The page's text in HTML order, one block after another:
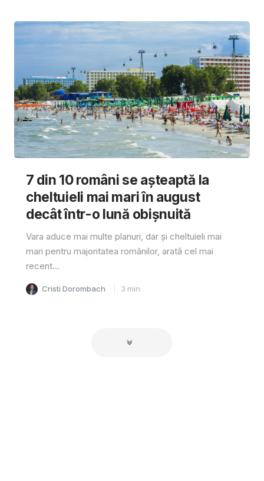
7 din 10 români se așteaptă la
cheltuieli mai mari în august
decât într-o lună obișnuită
Vara aduce mai multe planuri, dar și cheltuieli mai
mari pentru majoritatea românilor, arată cel mai
recent...
Cristi Dorombach 3 min